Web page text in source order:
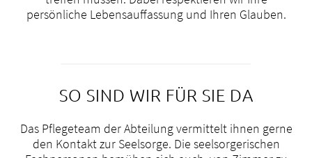
Fachbereiche
persönliche Lebensauffassung und Ihren Glauben.
SO SIND WIR FÜR SIE DA
Das Pflegeteam der Abteilung vermittelt ihnen gerne
den Kontakt zur Seelsorge. Die seelsorgerischen